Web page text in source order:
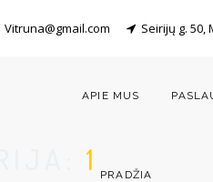
Vitruna@gmail.com Seirijų g. 50,
APIE MUS
PRADŽIA
1